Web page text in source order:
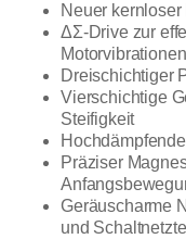
Neuer
ΔΣ-Drive zur
Motorvibrationen
Dreischichtiger
Vierschichtige
Steifigkeit
Präziser
Geräuscharme
und